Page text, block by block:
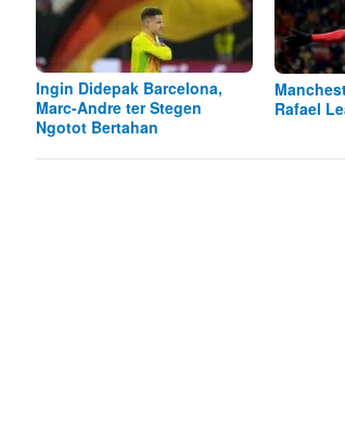
Ingin Didepak Barcelona,
Marc-Andre ter Stegen
Ngotot Bertahan
Rafael